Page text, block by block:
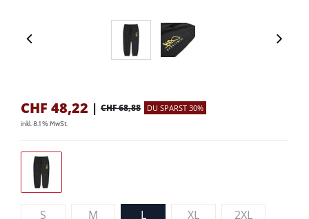
CHF 48,22 | CHF 68,88 DU SPARST 30%
inkl. 8.1 % MwSt.
S M L XL
2XL